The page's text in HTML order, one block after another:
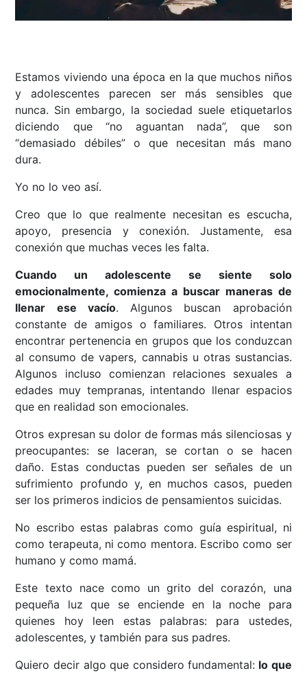
Estamos viviendo una época en la que muchos niños
y adolescentes parecen ser más sensibles que
nunca. Sin embargo, la sociedad suele etiquetarlos
diciendo que “no aguantan nada”, que son
“demasiado débiles” o que necesitan más mano
dura.
Yo no lo veo así.
Creo que lo que realmente necesitan es escucha,
apoyo, presencia y conexión. Justamente, esa
conexión que muchas veces les falta.
Cuando un adolescente se siente solo
emocionalmente, comienza a buscar maneras de
llenar ese vacío. Algunos buscan aprobación
constante de amigos o familiares. Otros intentan
encontrar pertenencia en grupos que los conduzcan
al consumo de vapers, cannabis u otras sustancias.
Algunos incluso comienzan relaciones sexuales a
edades muy tempranas, intentando llenar espacios
que en realidad son emocionales.
Otros expresan su dolor de formas más silenciosas y
preocupantes: se laceran, se cortan o se hacen
daño. Estas conductas pueden ser señales de un
sufrimiento profundo y, en muchos casos, pueden
ser los primeros indicios de pensamientos suicidas.
No escribo estas palabras como guía espiritual, ni
como terapeuta, ni como mentora. Escribo como ser
humano y como mamá.
Este texto nace como un grito del corazón, una
pequeña luz que se enciende en la noche para
quienes hoy leen estas palabras: para ustedes,
adolescentes, y también para sus padres.
Quiero decir algo que considero fundamental: lo que